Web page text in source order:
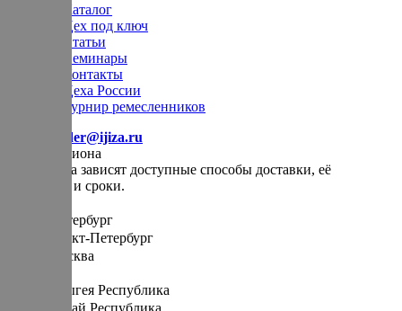
Каталог
Цех под ключ
Статьи
Семинары
Контакты
Цеха России
Турнир ремесленников
order@ijiza.ru
Выбор региона
От региона зависят доступные способы доставки, её
стоимость и сроки.
Санкт-Петербург
Санкт-Петербург
Москва
Адыгея Республика
Алтай Республика